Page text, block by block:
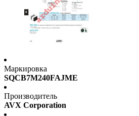
Маркировка
SQCB7M240FAJME
Производитель
AVX Corporation